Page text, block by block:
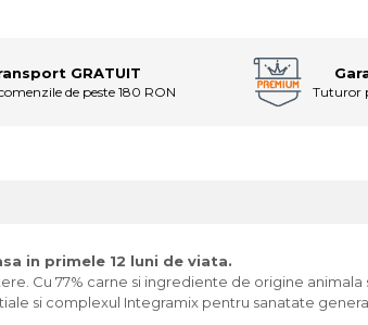
GRATUIT
de peste 180 RON Tuturor
in primele 12 luni de viata.
Cu 77% carne si ingrediente de origine
si complexul Integramix pentru sanatate